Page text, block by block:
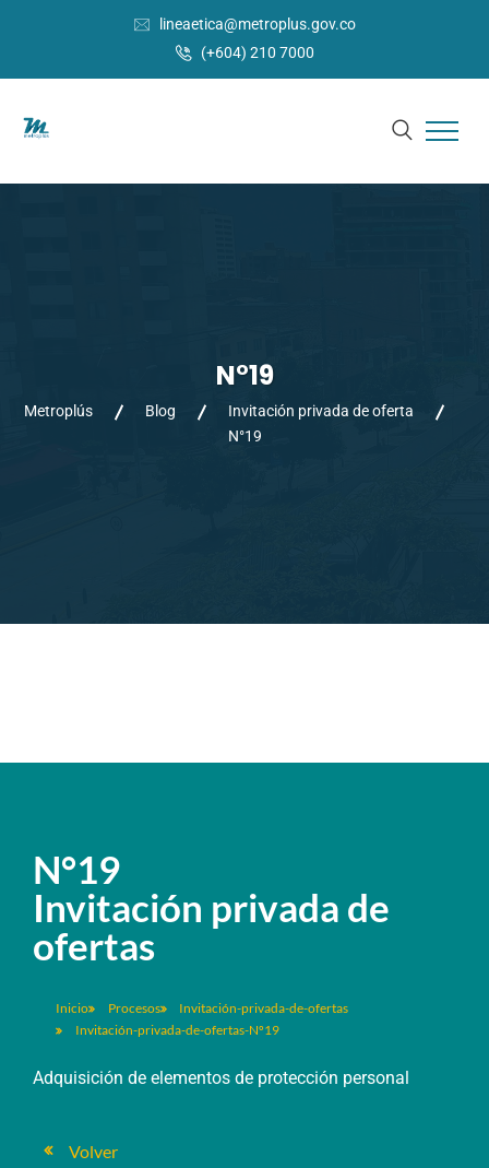
lineaetica@metroplus.gov.co
(+604) 210 7000
N°19
Metroplús Blog
Invitación privada de oferta
N°19
N°19
Invitación privada de
ofertas
Inicio Procesos
Invitación-privada-de-ofertas
Invitación-privada-de-ofertas-Nº19
Adquisición de elementos de protección personal
Volver